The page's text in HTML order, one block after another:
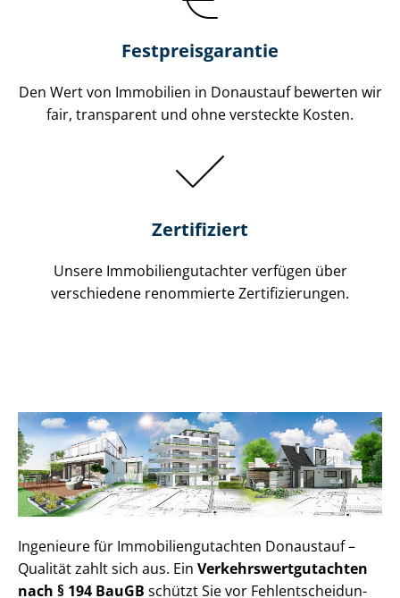
Festpreis​garantie
Den Wert von Immobilien in Donaustauf bewerten wir
fair, transparent und ohne versteckte Kosten.
Zertifiziert
Unsere Immobilien­gutachter verfügen über
verschiedene renommierte Zer­ti­fi­zie­run­gen.
Ingenieure für Im­mo­bi­li­en­gut­ach­ten Donaustauf –
Qualität zahlt sich aus. Ein Ver­kehrs­wert­gut­ach­ten
nach § 194 BauGB schützt Sie vor Fehl­ent­schei­dun­